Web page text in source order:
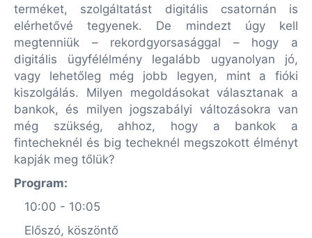
terméket, szolgáltatást digitális csatornán is
elérhetővé tegyenek. De mindezt úgy kell
megtenniük – rekordgyorsasággal – hogy a
digitális ügyfélélmény legalább ugyanolyan jó,
vagy lehetőleg még jobb legyen, mint a fióki
kiszolgálás. Milyen megoldásokat választanak a
bankok, és milyen jogszabályi változásokra van
még szükség, ahhoz, hogy a bankok a
fintecheknél és big techeknél megszokott élményt
kapják meg tőlük?
Program:
10:00 - 10:05
Előszó, köszöntő